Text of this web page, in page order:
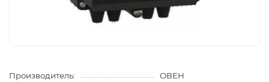
Производитель:
ОВЕН